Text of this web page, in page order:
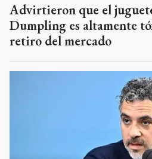
Advirtieron que el
Dumpling es altamente
retiro del mercado